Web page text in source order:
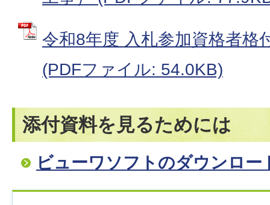
令和8年度 入札参加資格者格
(PDFファイル: 54.0KB)
添付資料を見るためには
ビューワソフトのダウンロー